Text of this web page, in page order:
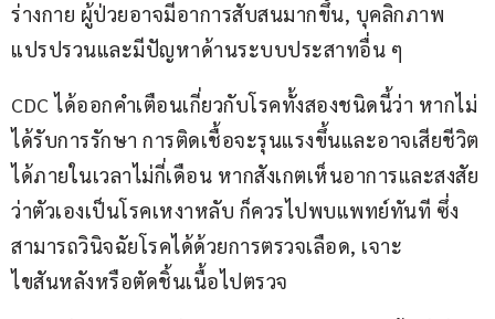
ร่างกาย ผู้ป่วยอาจมีอาการสับสนมากขึ้น, บุคลิกภาพ
แปรปรวนและมีปัญหาด้านระบบประสาทอื่น ๆ
CDC ได้ออกคำเตือนเกี่ยวกับโรคทั้งสองชนิดนี้ว่า หากไม่
ได้รับการรักษา การติดเชื้อจะรุนแรงขึ้นและอาจเสียชีวิต
ได้ภายในเวลาไม่กี่เดือน หากสังเกตเห็นอาการและสงสัย
ว่าตัวเองเป็นโรคเหงาหลับ ก็ควรไปพบแพทย์ทันที ซึ่ง
สามารถวินิจฉัยโรคได้ด้วยการตรวจเลือด, เจาะ
ไขสันหลังหรือตัดชิ้นเนื้อไปตรวจ